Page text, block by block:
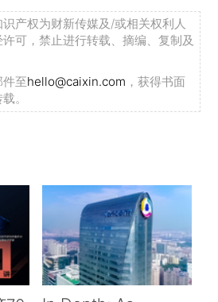
产权为财新传媒及/或相关权利人
可，禁止进行转载、摘编、复制及
至hello@caixin.com ，获得书面
。